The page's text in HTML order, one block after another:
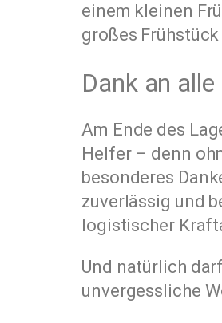
einem kleinen
großes
Dank an
Am Ende des
Helfer – denn
besonderes
zuverlässig und
logistischer
Und natürlich
unvergessliche